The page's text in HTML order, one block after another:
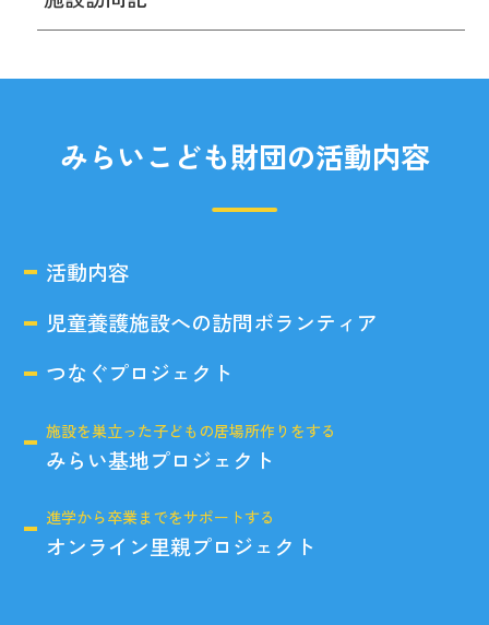
みらいこども財団の活動内容
活動内容
児童養護施設への訪問ボランティア
つなぐプロジェクト
施設を巣立った子どもの居場所作りをする
みらい基地プロジェクト
進学から卒業までをサポートする
オンライン里親プロジェクト